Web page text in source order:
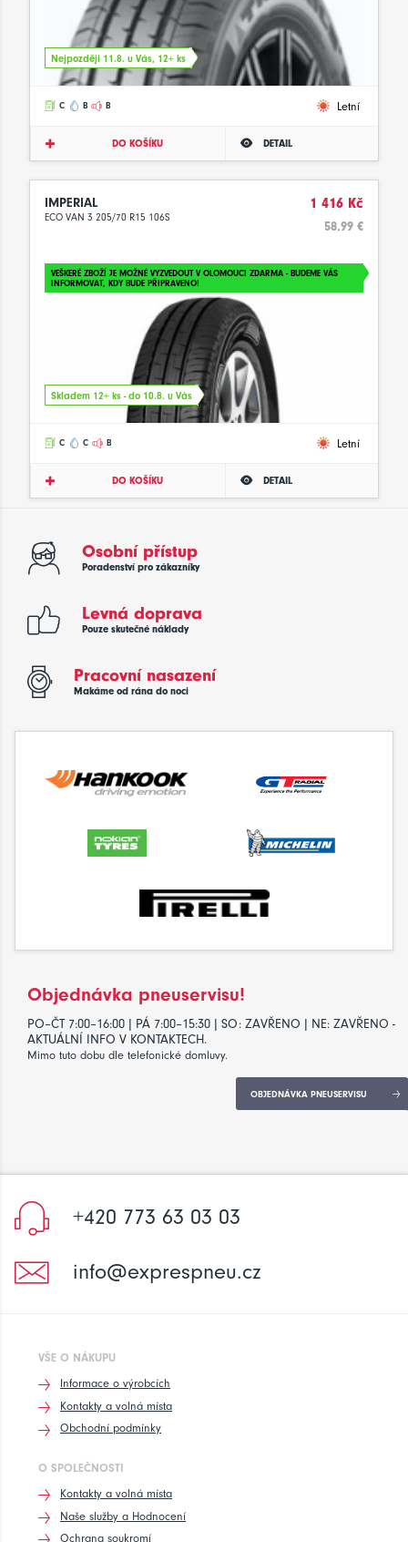
Nejpozději 11.8. u Vás, 12+ ks
C B B Letní
DO KOŠÍKU DETAIL
IMPERIAL
ECO VAN 3 205/70 R15 106S
1 416 Kč
58.99 €
VEŠKERÉ ZBOŽÍ JE MOŽNÉ VYZVEDOUT V OLOMOUCI ZDARMA - BUDEME VÁS
INFORMOVAT, KDY BUDE PŘIPRAVENO!
Skladem 12+ ks - do 10.8. u Vás
C C B Letní
DO KOŠÍKU DETAIL
Osobní přístup
Poradenství pro zákazníky
Levná doprava
Pouze skutečné náklady
Pracovní nasazení
Makáme od rána do noci
Objednávka pneuservisu!
PO–ČT 7:00–16:00 | PÁ 7:00–15:30 | SO: ZAVŘENO | NE: ZAVŘENO -
AKTUÁLNÍ INFO V KONTAKTECH.
Mimo tuto dobu dle telefonické domluvy.
OBJEDNÁVKA PNEUSERVISU
+420 773 63 03 03
info@exprespneu.cz
VŠE O NÁKUPU
Informace o výrobcích
Kontakty a volná místa
Obchodní podmínky
O SPOLEČNOSTI
Kontakty a volná místa
Naše služby a Hodnocení
Ochrana soukromí